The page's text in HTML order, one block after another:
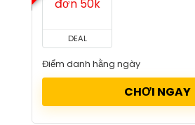
DEAL
Điểm danh hằng ngày
CHƠI NGAY